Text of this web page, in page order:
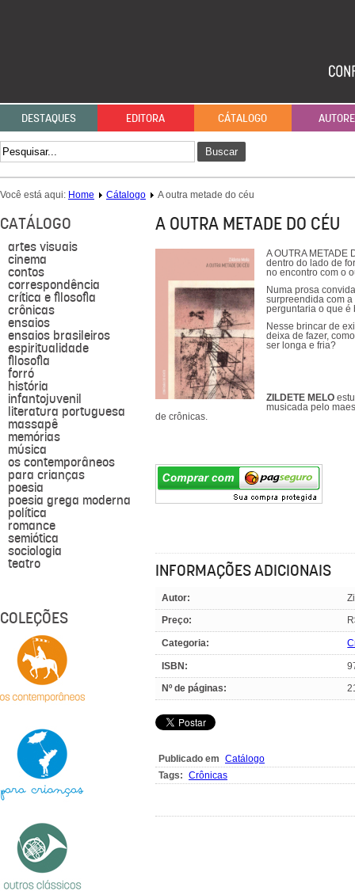
DESTAQUES EDITORA CÁTALOGO
Buscar
Você está aqui: Home Cátalogo A outra metade do céu
CATÁLOGO
artes visuais
cinema
contos
correspondência
crítica e filosofia
crônicas
ensaios
ensaios brasileiros
espiritualidade
filosofia
forró
história
infantojuvenil
literatura portuguesa
massapê
memórias
música
os contemporâneos
para crianças
poesia
poesia grega moderna
política
romance
semiótica
sociologia
teatro
COLEÇÕES
A OUTRA METADE DO CÉU
A OUTRA
dentro do lado de
no encontro com o
Numa prosa
surpreendida com
perguntaria o que é
Nesse brincar de
deixa de fazer,
ser longa e fria?
ZILDETE MELO
musicada pelo
de crônicas.
INFORMAÇÕES ADICIONAIS
Autor:
Preço:
Categoria:
ISBN:
Nº de páginas:
Publicado em Catálogo
Tags: Crônicas